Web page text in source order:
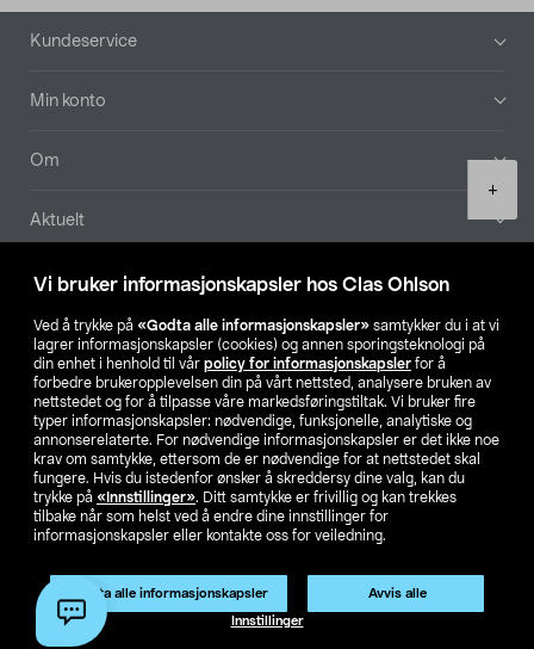
Vi bruker informasjonskapsler hos Clas Ohlson
Ved å trykke på «Godta alle informasjonskapsler» samtykker du i at vi
lagrer informasjonskapsler (cookies) og annen sporingsteknologi på
din enhet i henhold til vår policy for informasjonskapsler for å
forbedre brukeropplevelsen din på vårt nettsted, analysere bruken av
nettstedet og for å tilpasse våre markedsføringstiltak. Vi bruker fire
typer informasjonskapsler: nødvendige, funksjonelle, analytiske og
annonserelaterte. For nødvendige informasjonskapsler er det ikke noe
krav om samtykke, ettersom de er nødvendige for at nettstedet skal
fungere. Hvis du istedenfor ønsker å skreddersy dine valg, kan du
trykke på «Innstillinger». Ditt samtykke er frivillig og kan trekkes
tilbake når som helst ved å endre dine innstillinger for
informasjonskapsler eller kontakte oss for veiledning.
Godta alle informasjonskapsler Avvis alle
Innstillinger
+
Legg i handlekurv
Bunntekst
Kundeservice
Min konto
Om
Aktuelt
Våre selskaper
Finn din butikk
SE NO FI
Endre til priser ekskl. moms